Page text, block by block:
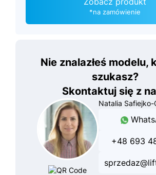
*na zamówienie
Nie znalazłeś modelu,
szukasz?
Skontaktuj się z
Natalia Safiejko-
+48 693